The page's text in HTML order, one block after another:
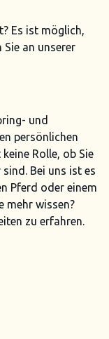
Es ist möglich,
Sie an unserer
und
persönlichen
Rolle, ob Sie
Bei uns ist es
Pferd oder einem
mehr wissen?
zu erfahren.